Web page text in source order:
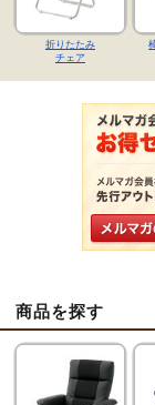
折りたたみ
チェア
商品を探す